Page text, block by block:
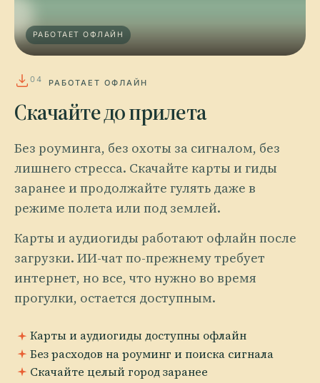
04 РАБОТАЕТ ОФЛАЙН
Скачайте до прилета
Без роуминга, без охоты за сигналом, без
лишнего стресса. Скачайте карты и гиды
заранее и продолжайте гулять даже в
режиме полета или под землей.
Карты и аудиогиды работают офлайн после
загрузки. ИИ-чат по-прежнему требует
интернет, но все, что нужно во время
прогулки, остается доступным.
Карты и аудиогиды доступны офлайн
Без расходов на роуминг и поиска сигнала
Скачайте целый город заранее
РАБОТАЕТ ОФЛАЙН